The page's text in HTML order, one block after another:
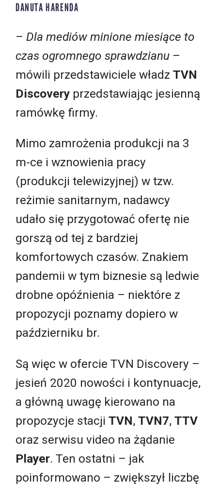
DANUTA HARENDA
– Dla mediów minione miesiące to
czas ogromnego sprawdzianu –
mówili przedstawiciele władz TVN
Discovery przedstawiając jesienną
ramówkę firmy.
Mimo zamrożenia produkcji na 3
m-ce i wznowienia pracy
(produkcji telewizyjnej) w tzw.
reżimie sanitarnym, nadawcy
udało się przygotować ofertę nie
gorszą od tej z bardziej
komfortowych czasów. Znakiem
pandemii w tym biznesie są ledwie
drobne opóźnienia – niektóre z
propozycji poznamy dopiero w
październiku br.
Są więc w ofercie TVN Discovery –
jesień 2020 nowości i kontynuacje,
a główną uwagę kierowano na
propozycje stacji TVN, TVN7, TTV
oraz serwisu video na żądanie
Player. Ten ostatni – jak
poinformowano – zwiększył liczbę